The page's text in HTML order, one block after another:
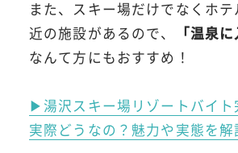
また、スキー場だけでなくホ
近の施設があるので、
「温泉
なんて方にもおすすめ！
▶湯沢スキー場リゾートバイト
実際どうなの？魅力や実態を解